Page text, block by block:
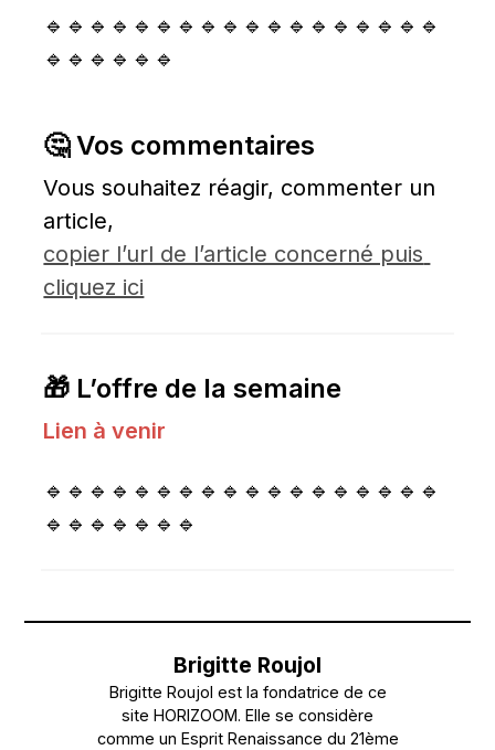
🔹🔹🔹🔹🔹🔹🔹🔹🔹🔹🔹🔹🔹🔹🔹🔹🔹🔹
🔹🔹🔹🔹🔹🔹
🤔 Vos commentaires
Vous souhaitez réagir, commenter un
article,
copier l’url de l’article concerné puis
cliquez ici
🎁 L’offre de la semaine
Lien à venir
🔹🔹🔹🔹🔹🔹🔹🔹🔹🔹🔹🔹🔹🔹🔹🔹🔹🔹
🔹🔹🔹🔹🔹🔹🔹
Brigitte Roujol
Brigitte Roujol est la fondatrice de ce
site HORIZOOM. Elle se considère
comme un Esprit Renaissance du 21ème